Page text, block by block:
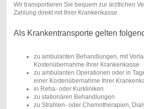
Wir transportieren Sie bequem zur ärztlichen
Zahlung direkt mit Ihrer Krankenkasse.
Als Krankentransporte gelten
zu ambulanten Behandlungen, mit
Kostenübernahme Ihrer Krankenkasse
zu ambulanten Operationen oder in
einer Kostenübernahme Ihrer
in Reha- oder Kurkliniken
zu stationären Behandlungen
zu Strahlen- oder Chemotherapien,